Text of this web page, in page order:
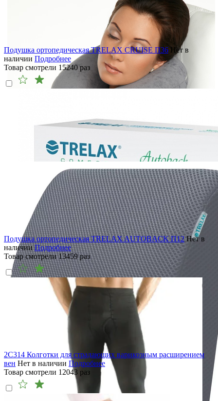
Подушка ортопедическая TRELAX CRUISE П36 Нет в
наличии Подробнее
Товар смотрели 15240 раз
Подушка ортопедическая TRELAX AUTOBACK П12 Нет в
наличии Подробнее
Товар смотрели13459раз
2C314 Колготки для страдающих варикозным расширением
вен Нет в наличии Подробнее
Товар смотрели 12043 раз